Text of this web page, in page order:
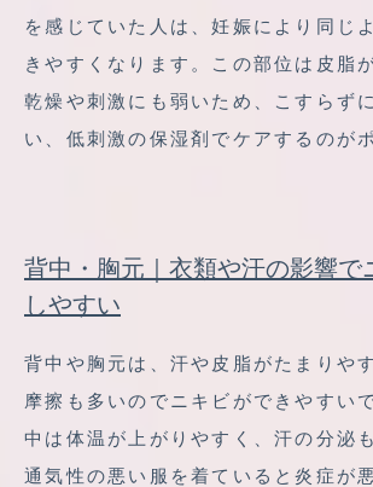
を感じていた人は、妊娠により同じ
きやすくなります。この部位は皮脂
乾燥や刺激にも弱いため、こすらず
い、低刺激の保湿剤でケアするのが
背中・胸元｜衣類や汗の影響で
しやすい
背中や胸元は、汗や皮脂がたまりや
摩擦も多いのでニキビができやすい
中は体温が上がりやすく、汗の分泌
通気性の悪い服を着ていると炎症が